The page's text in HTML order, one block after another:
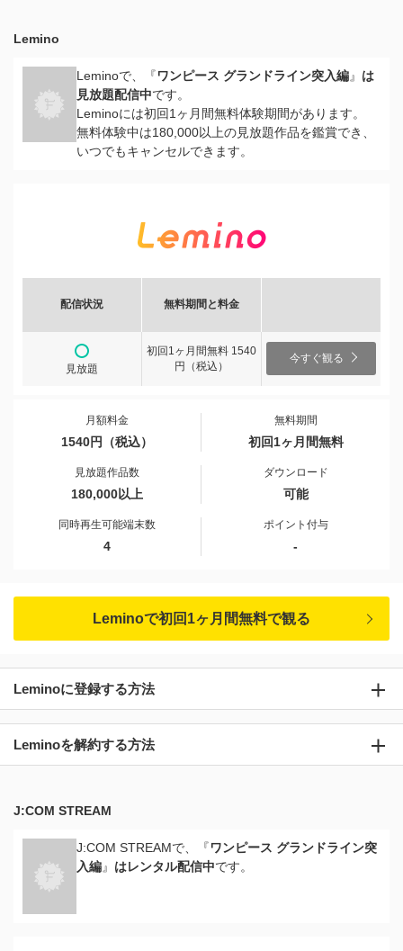
Lemino
Leminoで、『ワンピース グランドライン突入編』 は
見放題配信中です。
Leminoには初回1ヶ月間無料体験期間があります。
無料体験中は180,000以上の見放題作品を鑑賞でき、
いつでもキャンセルできます。
配信状況 無料期間と料金
見放題
初回1ヶ月間無料 1540
円（税込）
今すぐ観る
月額料金
1540円（税込）
無料期間
初回1ヶ月間無料
見放題作品数
180,000以上
ダウンロード
可能
同時再生可能端末数
4
ポイント付与
-
Leminoで初回1ヶ月間無料で観る
Leminoに登録する方法
Leminoを解約する方法
J:COM STREAM
J:COM STREAMで、『ワンピース グランドライン突
入編』 はレンタル配信中です。